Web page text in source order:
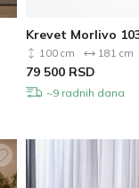
Krevet Morlivo
100 cm 181 cm
79 500 RSD
~9 radnih dana